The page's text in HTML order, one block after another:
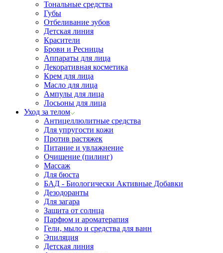
Тональные средства
Губы
Отбеливание зубов
Детская линия
Красители
Брови и Ресницы
Аппараты для лица
Декоративная косметика
Крем для лица
Масло для лица
Ампулы для лица
Лосьоны для лица
Уход за телом
Антицеллюлитные средства
Для упругости кожи
Против растяжек
Питание и увлажнение
Очищение (пилинг)
Массаж
Для бюста
БАД - Биологически Активные Добавки
Дезодоранты
Для загара
Защита от солнца
Парфюм и ароматерапия
Гели, мыло и средства для ванн
Эпиляция
Детская линия